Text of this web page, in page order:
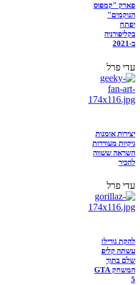
פארק "קמפוס
הנוקמים"
יפתח
בקליפורניה
ב-2021
עדי פרל
יצירות אומנות
גיקיות מעוררות
השראה ששווה
להכיר
עדי פרל
להקת גורילז
עשתה קליפ
שלם בתוך
המשחק GTA
5